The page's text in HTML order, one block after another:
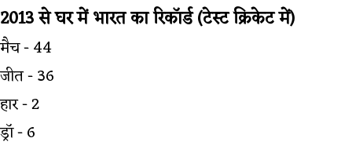
2013 से घर में भारत का रिकॉर्ड (टेस्ट क्रिकेट में)
मैच - 44
जीत - 36
हार - 2
ड्रॉ - 6